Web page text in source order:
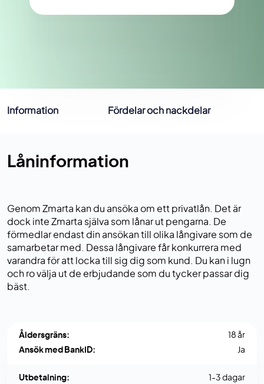
Information Fördelar och nackdelar
Låninformation
Genom Zmarta kan du ansöka om ett privatlån. Det är
dock inte Zmarta själva som lånar ut pengarna. De
förmedlar endast din ansökan till olika långivare som de
samarbetar med. Dessa långivare får konkurrera med
varandra för att locka till sig dig som kund. Du kan i lugn
och ro välja ut de erbjudande som du tycker passar dig
bäst.
Åldersgräns:
18 år
Ansök med BankID:
Ja
Utbetalning:
1-3 dagar